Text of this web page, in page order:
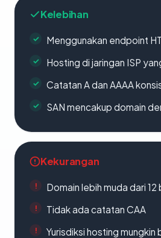
Kelebihan
Menggunakan endpoint
Hosting di jaringan ISP
Catatan A dan AAAA
SAN mencakup domain
Kekurangan
Domain lebih muda dari 12
Tidak ada catatan CAA
Yurisdiksi hosting